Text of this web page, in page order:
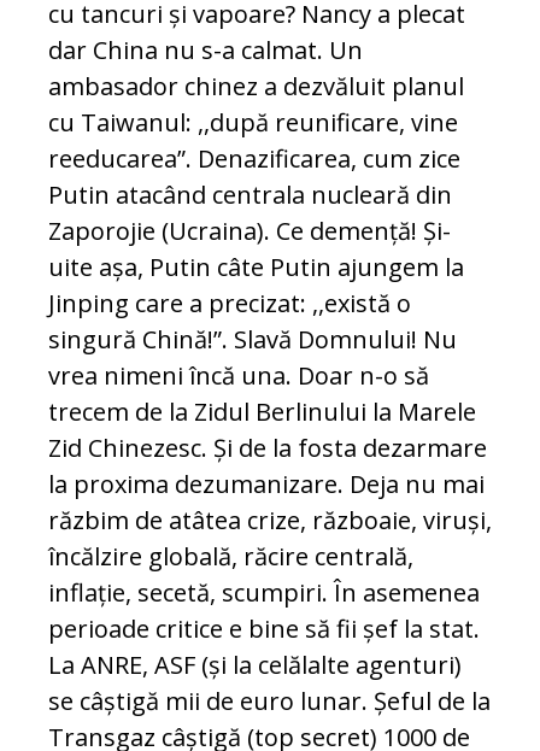
cu tancuri și vapoare? Nancy a plecat
dar China nu s-a calmat. Un
ambasador chinez a dezvăluit planul
cu Taiwanul: ,,după reunificare, vine
reeducarea”. Denazificarea, cum zice
Putin atacând centrala nucleară din
Zaporojie (Ucraina). Ce demență! Și-
uite așa, Putin câte Putin ajungem la
Jinping care a precizat: ,,există o
singură Chină!”. Slavă Domnului! Nu
vrea nimeni încă una. Doar n-o să
trecem de la Zidul Berlinului la Marele
Zid Chinezesc. Și de la fosta dezarmare
la proxima dezumanizare. Deja nu mai
răzbim de atâtea crize, războaie, viruși,
încălzire globală, răcire centrală,
inflație, secetă, scumpiri. În asemenea
perioade critice e bine să fii șef la stat.
La ANRE, ASF (și la celălalte agenturi)
se câștigă mii de euro lunar. Șeful de la
Transgaz câștigă (top secret) 1000 de